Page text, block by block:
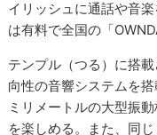
イリッシュに通話や音
は有料で全国の「
テンプル（つる）に搭
向性の音響システムを
ミリメートルの大型振
を楽しめる。また、同